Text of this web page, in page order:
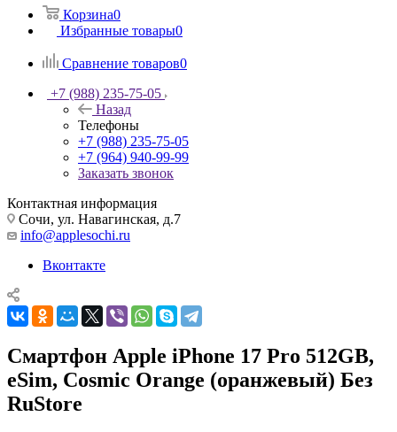
Корзина0
Избранные товары0
Сравнение товаров0
+7 (988) 235-75-05
Назад
Телефоны
+7 (988) 235-75-05
+7 (964) 940-99-99
Заказать звонок
Контактная информация
Сочи, ул. Навагинская, д.7
info@applesochi.ru
Вконтакте
Смартфон Apple iPhone 17 Pro 512GB,
eSim, Cosmic Orange (оранжевый) Без
RuStore